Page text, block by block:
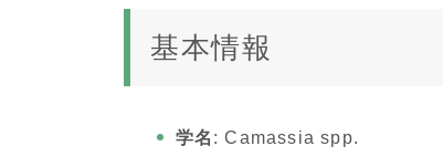
基本情報
学名 : Camassia spp.